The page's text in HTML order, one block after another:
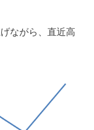
ながら、直近高